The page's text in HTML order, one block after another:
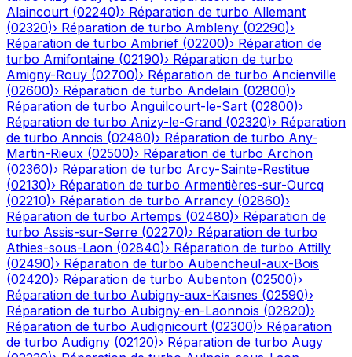
Alaincourt (02240)› Réparation de turbo Allemant
(02320)› Réparation de turbo Ambleny (02290)›
Réparation de turbo Ambrief (02200)› Réparation de
turbo Amifontaine (02190)› Réparation de turbo
Amigny-Rouy (02700)› Réparation de turbo Ancienville
(02600)› Réparation de turbo Andelain (02800)›
Réparation de turbo Anguilcourt-le-Sart (02800)›
Réparation de turbo Anizy-le-Grand (02320)› Réparation
de turbo Annois (02480)› Réparation de turbo Any-
Martin-Rieux (02500)› Réparation de turbo Archon
(02360)› Réparation de turbo Arcy-Sainte-Restitue
(02130)› Réparation de turbo Armentières-sur-Ourcq
(02210)› Réparation de turbo Arrancy (02860)›
Réparation de turbo Artemps (02480)› Réparation de
turbo Assis-sur-Serre (02270)› Réparation de turbo
Athies-sous-Laon (02840)› Réparation de turbo Attilly
(02490)› Réparation de turbo Aubencheul-aux-Bois
(02420)› Réparation de turbo Aubenton (02500)›
Réparation de turbo Aubigny-aux-Kaisnes (02590)›
Réparation de turbo Aubigny-en-Laonnois (02820)›
Réparation de turbo Audignicourt (02300)› Réparation
de turbo Audigny (02120)› Réparation de turbo Augy